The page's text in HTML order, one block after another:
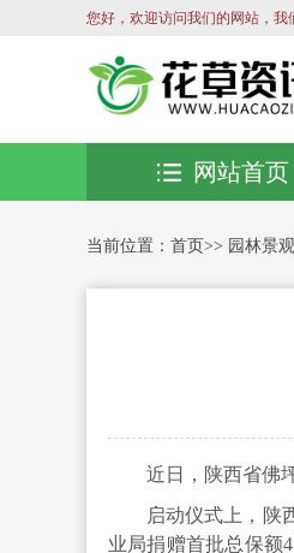
您好，欢迎访问我们的网站，我
网站首页
当前位置： 首页>> 园林景观
近日，陕西省佛
启动仪式上，陕
业局捐赠首批总保额